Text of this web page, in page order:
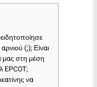
(;); Είναι
στη μέση
EPCOT;
να